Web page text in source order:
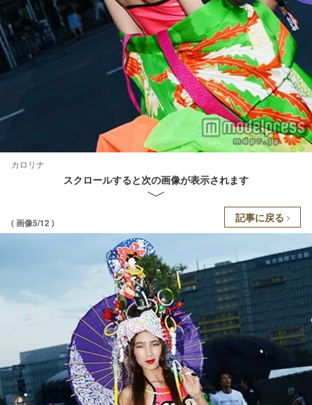
カロリナ
スクロールすると次の画像が表示されます
( 画像5/12 ) 記事に戻る